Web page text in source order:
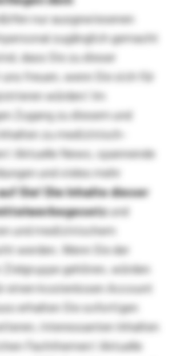
nur ausgewiesenen
zugänglich gemacht
dass Sie zu dieser
freuen, wenn Sie sich für
würden! Im
Zugang zu diesem und
zu medizinisch-
Aktuelle News, spannende
und vieles mehr
Sie!Die Inhalte dieser
und
und medizinischem
werden. Wenn Sie der
gehören, würden
einen kostenlosen Account
erhalten Sie sofortigen
interessanten Inhalten
Fachthemen! Aktuelle